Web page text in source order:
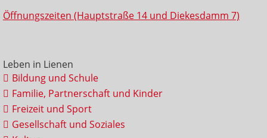
Öffnungszeiten (Hauptstraße 14 und Diekesdamm 7)
Leben in Lienen
Bildung und Schule
Familie, Partnerschaft und Kinder
Freizeit und Sport
Gesellschaft und Soziales